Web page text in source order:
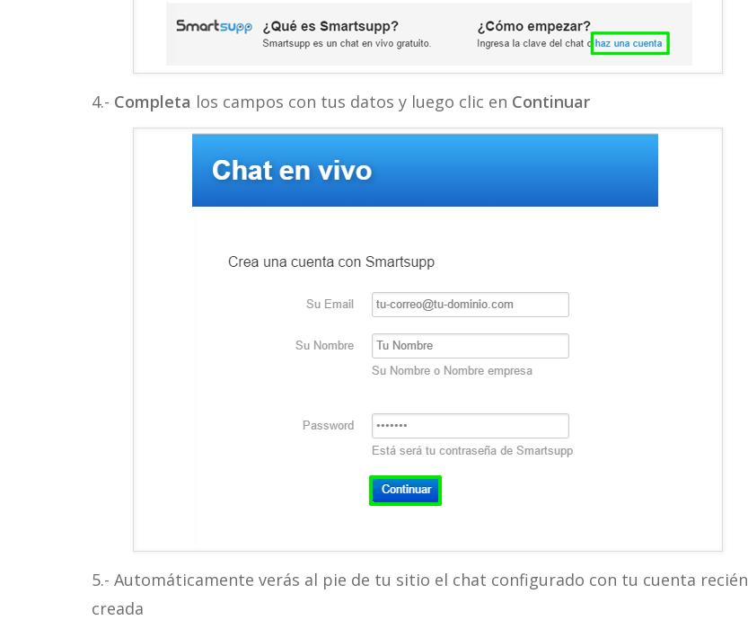
4.- Completa los campos con tus datos y luego clic en Continuar
5.- Automáticamente verás al pie de tu sitio el chat configurado con tu cuenta recién
creada